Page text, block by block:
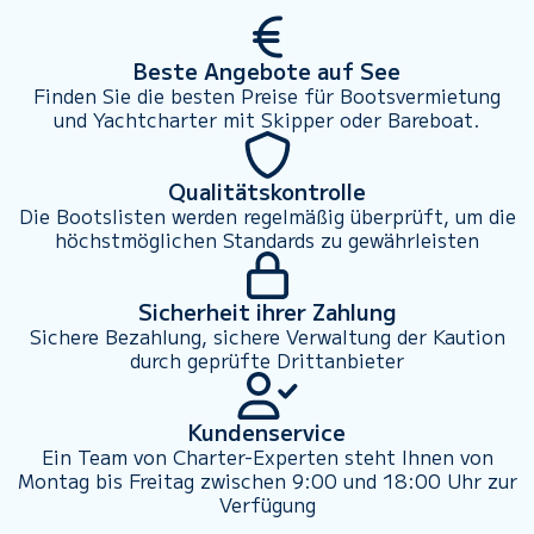
Beste Angebote auf See
Finden Sie die besten Preise für Bootsvermietung
und Yachtcharter mit Skipper oder Bareboat.
Qualitätskontrolle
Die Bootslisten werden regelmäßig überprüft, um die
höchstmöglichen Standards zu gewährleisten
Sicherheit ihrer Zahlung
Sichere Bezahlung, sichere Verwaltung der Kaution
durch geprüfte Drittanbieter
Kundenservice
Ein Team von Charter-Experten steht Ihnen von
Montag bis Freitag zwischen 9:00 und 18:00 Uhr zur
Verfügung